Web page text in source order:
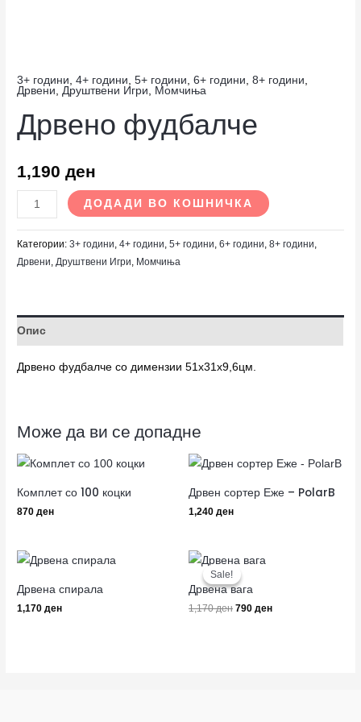
3+ години,4+ години,5+ години,6+ години,8+ години,
Дрвени,Друштвени Игри, Момчиња
Дрвено фудбалче
1,190ден
ДОДАДИ ВО КОШНИЧКА
Категории:3+ години,4+ години,5+ години,6+ години,8+ години,
Дрвени,Друштвени Игри, Момчиња
Опис
Дрвено фудбалче со димензии 51х31х9,6цм.
Може да ви се допадне
Комплет со 100 коцки
870ден
Дрвен сортер Еже – PolarB
1,240 ден
Дрвена спирала
1,170ден
Sale!
Sale!
Дрвена вага
1,170ден
Original
was:
1,170 ден.
790 ден